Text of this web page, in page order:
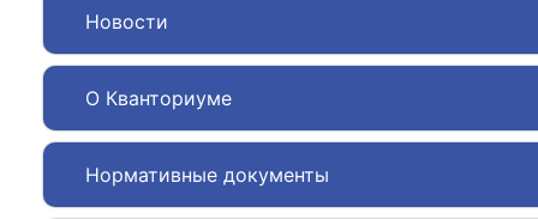
Новости
О Кванториуме
Нормативные документы